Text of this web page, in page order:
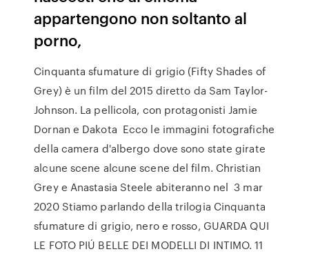
appartengono non soltanto al
porno,
Cinquanta sfumature di grigio (Fifty Shades of
Grey) è un film del 2015 diretto da Sam Taylor-
Johnson. La pellicola, con protagonisti Jamie
Dornan e Dakota Ecco le immagini fotografiche
della camera d'albergo dove sono state girate
alcune scene alcune scene del film. Christian
Grey e Anastasia Steele abiteranno nel 3 mar
2020 Stiamo parlando della trilogia Cinquanta
sfumature di grigio, nero e rosso, GUARDA QUI
LE FOTO PIÚ BELLE DEI MODELLI DI INTIMO. 11